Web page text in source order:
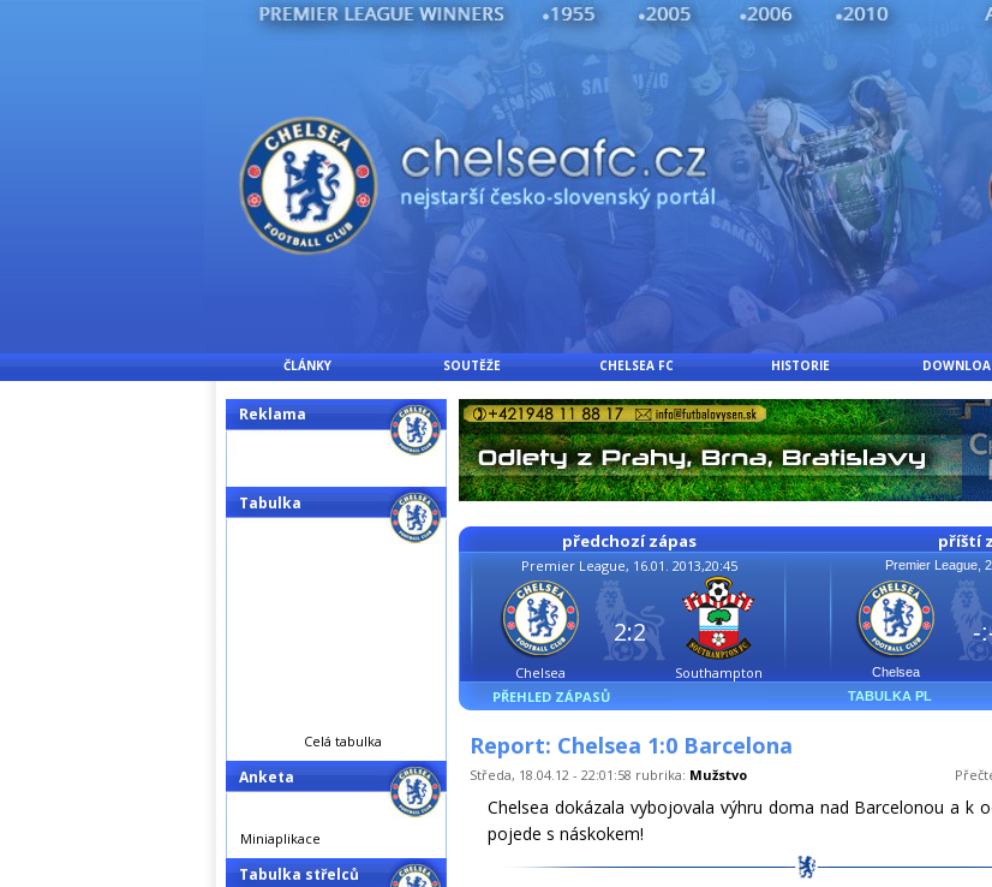
ČLÁNKY SOUTĚŽE CHELSEA FC HISTORIE
předchozí zápas
Premier League, 16.01. 2013,20:45
Chelsea Southampton
2:2
PŘEHLED ZÁPASŮ
příští
Premier League,
Chelsea
-
TABULKA PL
Report: Chelsea 1:0 Barcelona
Středa, 18.04.12 - 22:01:58 rubrika: Mužstvo
Chelsea dokázala vybojovala výhru doma nad Barcelonou a k
pojede s náskokem!
Reklama
Tabulka
Celá tabulka
Anketa
Miniaplikace
Tabulka střelců